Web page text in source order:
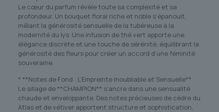
Le cœur du parfum révèle toute sa complexité et sa
profondeur. Un bouquet floral riche et noble s’épanouit,
mêlant la générosité sensuelle de la tubéreuse à la
modernité du lys. Une infusion de thé vert apporte une
élégance discrète et une touche de sérénité, équilibrant la
générosité des fleurs pour créer un accord d’une féminité
souveraine.
* **Notes de Fond : L’Empreinte Inoubliable et Sensuelle**
Le sillage de **CHAMPION** s’ancre dans une sensualité
chaude et enveloppante. Des notes précieuses de cèdre du
Atlas et de vétiver apportent structure et sophistication,